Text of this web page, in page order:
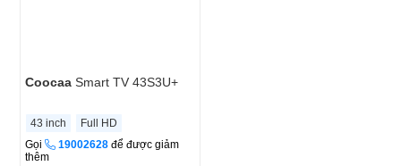
Coocaa Smart TV 43S3U+
43 inch Full HD
Gọi 19002628 để được giảm
thêm